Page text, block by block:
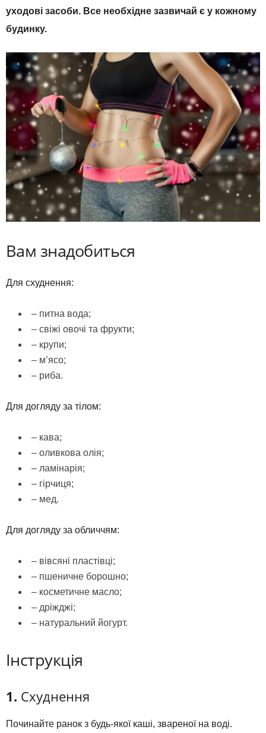
уходові засоби. Все необхідне зазвичай є у кожному
будинку.
Вам знадобиться
Для схуднення:
– питна вода;
– свіжі овочі та фрукти;
– крупи;
– м’ясо;
– риба.
Для догляду за тілом:
– кава;
– оливкова олія;
– ламінарія;
– гірчиця;
– мед.
Для догляду за обличчям:
– вівсяні пластівці;
– пшеничне борошно;
– косметичне масло;
– дріжджі;
– натуральний йогурт.
Інструкція
1. Схуднення
Починайте ранок з будь-якої каші, звареної на воді.